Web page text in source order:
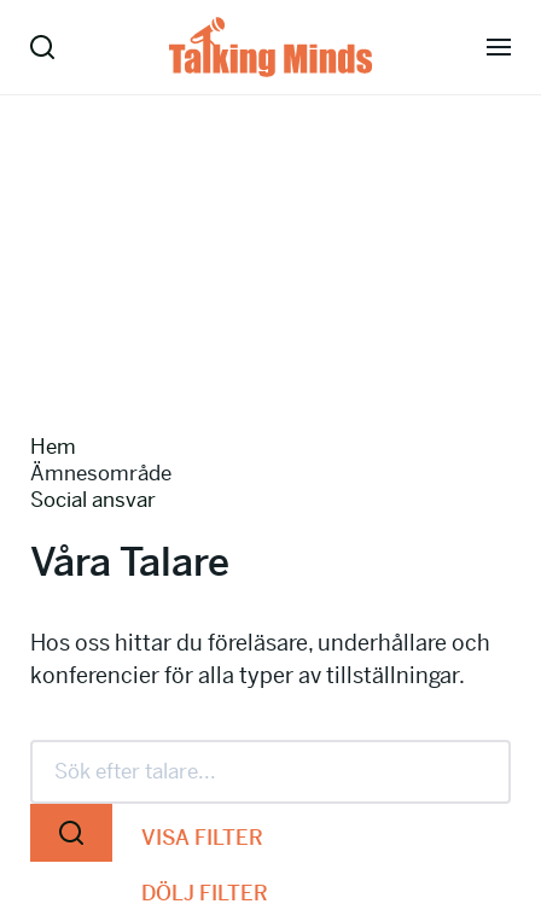
Kontakt
08-38 15 15
info@talkingminds.se
Hem
Ämnesområde
Social ansvar
Våra Talare
Hos oss hittar du föreläsare, underhållare och
konferencier för alla typer av tillställningar.
VISA FILTER
DÖLJ FILTER